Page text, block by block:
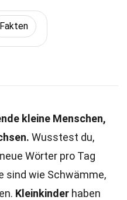
Fakten
kleine Menschen,
Wusstest du,
Wörter pro Tag
sind wie Schwämme,
Kleinkinder haben